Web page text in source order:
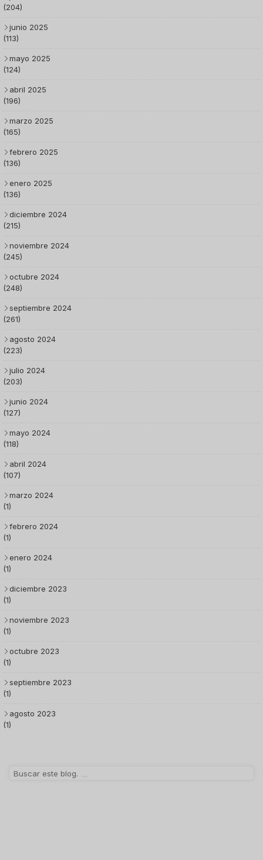
(204)
junio 2025
(113)
mayo 2025
(124)
abril 2025
(196)
marzo 2025
(165)
febrero 2025
(136)
enero 2025
(136)
diciembre 2024
(215)
noviembre 2024
(245)
octubre 2024
(248)
septiembre 2024
(261)
agosto 2024
(223)
julio 2024
(203)
junio 2024
(127)
mayo 2024
(118)
abril 2024
(107)
marzo 2024
(1)
febrero 2024
(1)
enero 2024
(1)
diciembre 2023
(1)
noviembre 2023
(1)
octubre 2023
(1)
septiembre 2023
(1)
agosto 2023
(1)